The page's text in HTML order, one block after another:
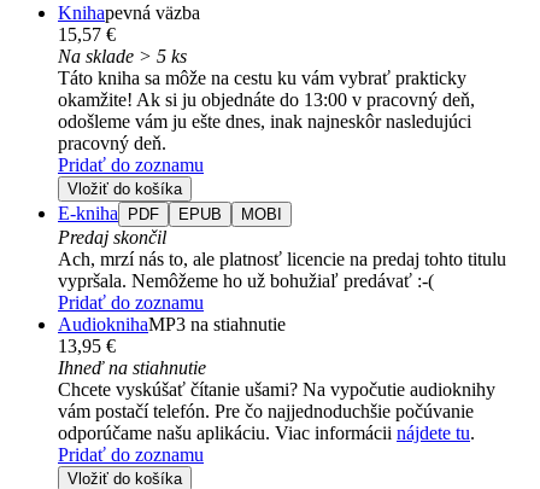
Knihapevná väzba
15,57 €
Na sklade > 5 ks
Táto kniha sa môže na cestu ku vám vybrať prakticky
okamžite! Ak si ju objednáte do 13:00 v pracovný deň,
odošleme vám ju ešte dnes, inak najneskôr nasledujúci
pracovný deň.
Pridať do zoznamu
Vložiť do košíka
E-kniha PDF EPUB MOBI
Predaj skončil
Ach, mrzí nás to, ale platnosť licencie na predaj tohto titulu
vypršala. Nemôžeme ho už bohužiaľ predávať :-(
Pridať do zoznamu
AudioknihaMP3 na stiahnutie
13,95 €
Ihneď na stiahnutie
Chcete vyskúšať čítanie ušami? Na vypočutie audioknihy
vám postačí telefón. Pre čo najjednoduchšie počúvanie
odporúčame našu aplikáciu. Viac informácii nájdete tu.
Pridať do zoznamu
Vložiť do košíka